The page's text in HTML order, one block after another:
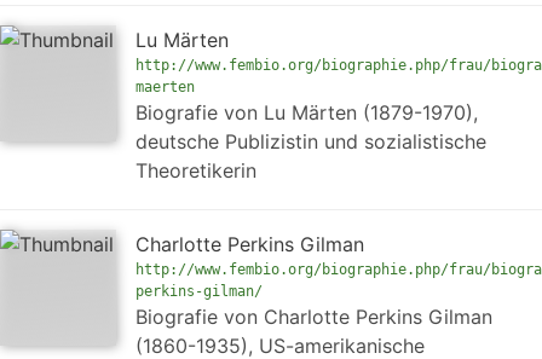
Lu Märten
http://www.fembio.org/biographie.php/frau/
maerten
Biografie von Lu Märten (1879-1970),
deutsche Publizistin und sozialistische
Theoretikerin
Charlotte Perkins Gilman
http://www.fembio.org/biographie.php/frau/
perkins-gilman/
Biografie von Charlotte Perkins Gilman
(1860-1935), US-amerikanische